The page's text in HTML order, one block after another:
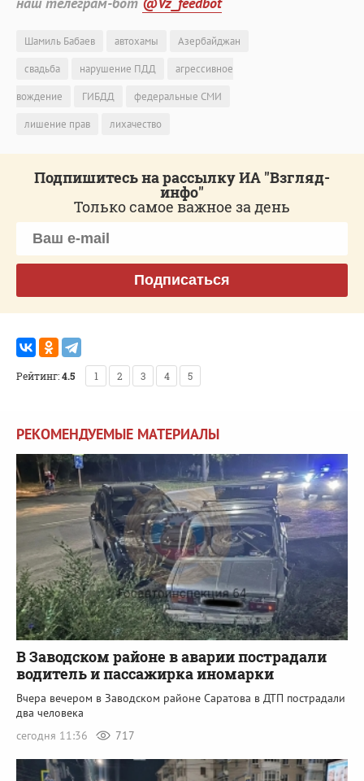
Шамиль Бабаев автохамы
Азербайджан
свадьба
нарушение ПДД
агрессивное
вождение
ГИБДД
федеральные СМИ
лишение прав
лихачество
Подпишитесь на рассылку ИА "Взгляд-
инфо"
Только самое важное за день
Подписаться
Рейтинг:4.5 1 2 3 4 5
РЕКОМЕНДУЕМЫЕ МАТЕРИАЛЫ
В Заводском районе в аварии пострадали
водитель и пассажирка иномарки
Вчера вечером в Заводском районе Саратова в ДТП пострадали
два человека
сегодня 11:36
717